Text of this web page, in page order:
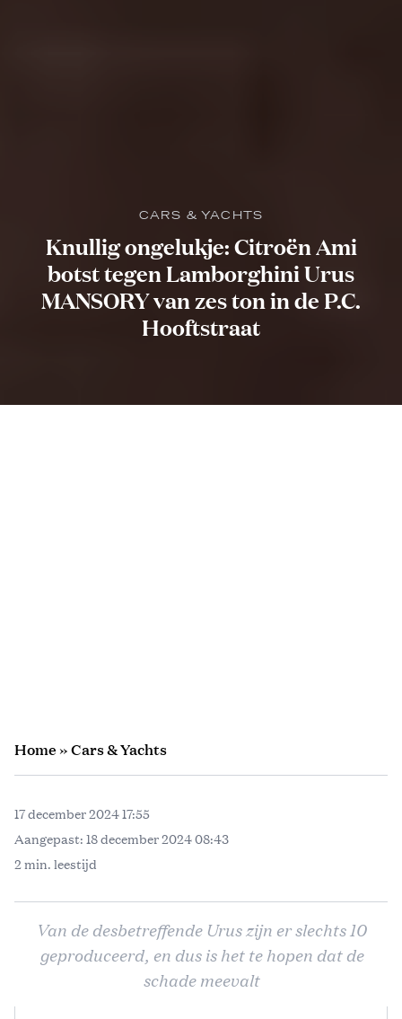
CARS & YACHTS
Knullig ongelukje: Citroën Ami
botst tegen Lamborghini Urus
MANSORY van zes ton in de P.C.
Hooftstraat
Home»Cars & Yachts
17 december 2024 17:55
Aangepast: 18 december 2024 08:43
2 min. leestijd
Van de desbetreffende Urus zijn er slechts 10
geproduceerd, en dus is het te hopen dat de
schade meevalt